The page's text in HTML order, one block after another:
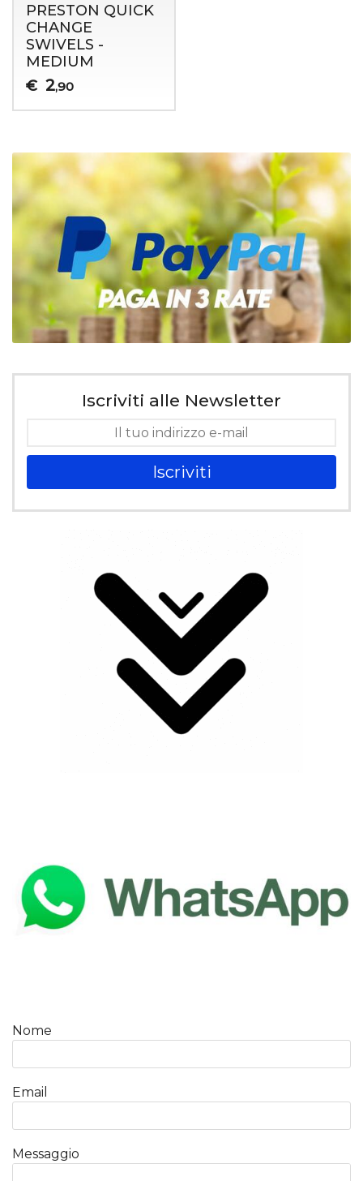
PRESTON QUICK
CHANGE
SWIVELS -
MEDIUM
€ 2,90
Iscriviti alle Newsletter
Iscriviti
Nome
Email
Messaggio